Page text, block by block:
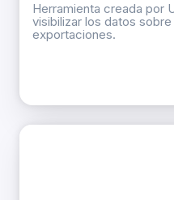
Herramienta creada por
visibilizar los datos
exportaciones.